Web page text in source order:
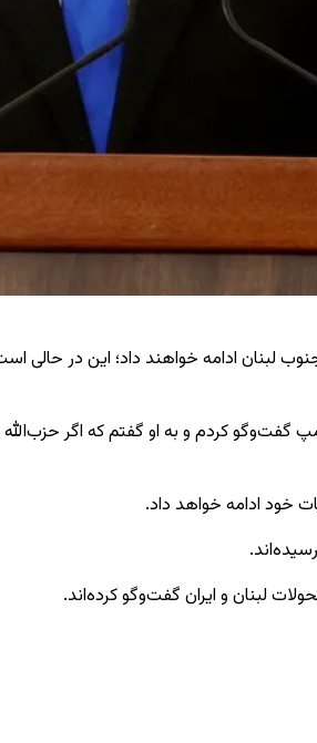
لبنان ادامه خواهند داد؛ این در حالی
گفت‌وگو کردم و به او گفتم که اگر
خود ادامه خواهد داد.
لبنان و ایران گفت‌وگو کرده‌اند.